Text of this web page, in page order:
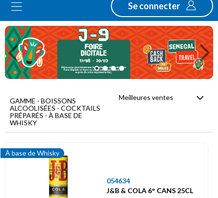
Se connecter
Nouveautés
Promotions
Déstockage
Menu
principal
Boissons
Previous
GAMME - BOISSONS
ALCOOLISÉES - COCKTAILS
PRÉPARÉS - À BASE DE
WHISKY
Meilleures ventes
À base de Whisky
054634
J&B & COLA 6° CANS 25CL